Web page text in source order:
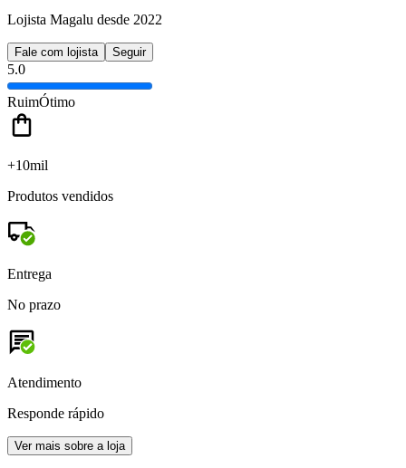
Lojista Magalu desde 2022
Fale com lojista Seguir
5.0
RuimÓtimo
+10mil
Produtos vendidos
Entrega
No prazo
Atendimento
Responde rápido
Ver mais sobre a loja